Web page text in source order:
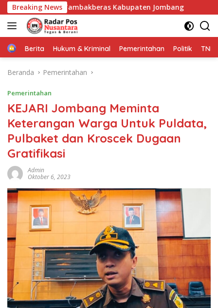
Langsung
ke
konten
Breaking News
Tambakberas Kabupaten Jombang *Muktamar XVI
HomeBerita Hukum & Kriminal Pemerintahan Politik TNI
Beranda Pemerintahan
Pemerintahan
KEJARI Jombang Meminta
Keterangan Warga Untuk Puldata,
Pulbaket dan Kroscek Dugaan
Gratifikasi
Admin
Oktober 6, 2023